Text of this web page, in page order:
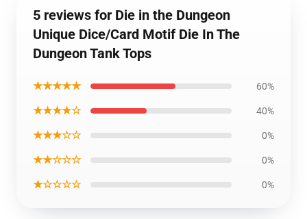
5 reviews for Die in the Dungeon
Unique Dice/Card Motif Die In The
Dungeon Tank Tops
★★★★★ 60%
★★★★☆ 40%
★★★☆☆ 0%
★★☆☆☆ 0%
★☆☆☆☆ 0%